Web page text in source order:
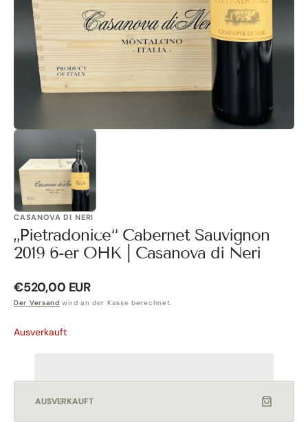
CASANOVA DI NERI
„Pietradonice“ Cabernet Sauvignon
2019 6-er OHK | Casanova di Neri
Normaler
Preis
€520,00 EUR
Der Versand wird an der Kasse berechnet.
Ausverkauft
AUSVERKAUFT
Galerieansicht
öffnen